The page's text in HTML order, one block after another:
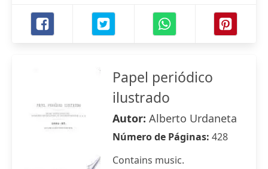
Papel periódico
ilustrado
Autor: Alberto Urdaneta
Número de Páginas: 428
Contains music.